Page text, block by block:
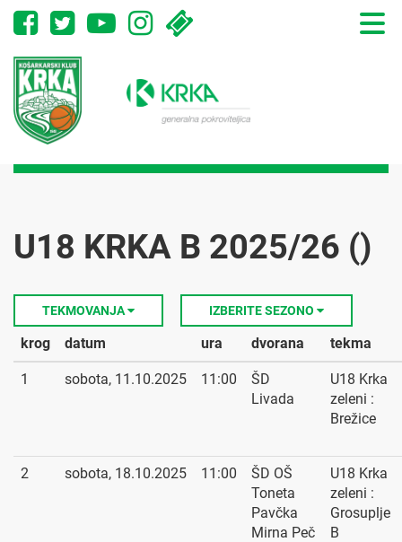
Toggle
U18 KRKA B 2025/26 ()
TEKMOVANJA IZBERITE SEZONO
krog datum ura dvorana tekma
1 sobota, 11.10.2025 11:00
ŠD
Livada
U18 Krka
zeleni :
Brežice
2 sobota, 18.10.2025 11:00
ŠD OŠ
Toneta
Pavčka
Mirna Peč
U18 Krka
zeleni :
Grosuplje
B